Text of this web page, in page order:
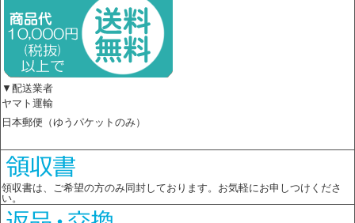
▼配送業者
ヤマト運輸
日本郵便（ゆうパケットのみ）
領収書は、ご希望の方のみ同封しております。お気軽にお申しつけくださ
い。